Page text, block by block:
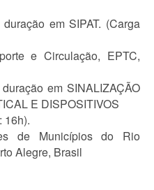
em SIPAT. (Carga
e Circulação, EPTC,
em SINALIZAÇÃO
E DISPOSITIVOS
16h).
de Municípios do Rio
Alegre, Brasil